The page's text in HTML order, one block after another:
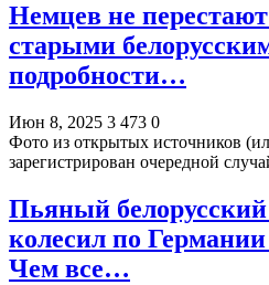
Немцев не
старыми
подробности…
Июн 8, 2025 3 473 0
Фото из открытых источников
зарегистрирован очередной
Пьяный
колесил по
Чем все…